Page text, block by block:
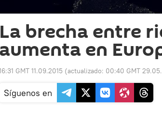
La brecha entre
aumenta en
GMT 11.09.2015 (actualizado: 00:40 GMT
Síguenos en